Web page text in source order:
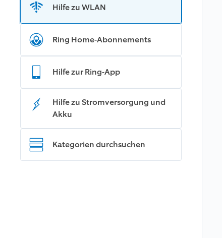
Hilfe zu WLAN
Ring Home-Abonnements
Hilfe zur Ring-App
Hilfe zu Stromversorgung und
Akku
Kategorien durchsuchen